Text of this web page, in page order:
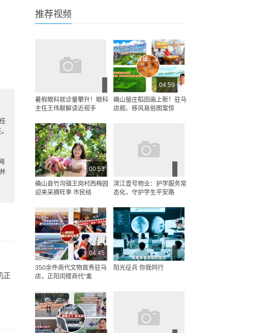
正
推荐视频
暑假眼科就诊量攀升！眼科
主任王伟献解读近视手
04:59
确山留庄稻田画上新！驻马
店舰、移风易俗图案惊
00:53
确山县竹沟镇王岗村西梅园
迎来采摘旺季 市民结
滨江壹号物业：护学服务常
态化，守护学生平安路
04:45
350余件商代文物首秀驻马
店，正阳闰楼商代“禽
阳光征兵 你我同行